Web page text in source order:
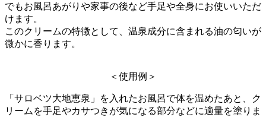
でもお風呂あがりや家事の後など手足や全身にお使いいただ
けます。
このクリームの特徴として、温泉成分に含まれる油の匂いが
微かに香ります。
＜使用例＞
「サロベツ大地恵泉」を入れたお風呂で体を温めたあと、ク
リームを手足やカサつきが気になる部分などに適量を塗りま